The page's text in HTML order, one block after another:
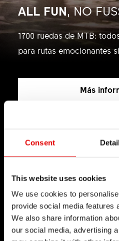
Consent
This website uses cookies
We use cookies to
provide social media features
We also share information
our social media, advertising
ALL FUN, NO
1700 ruedas de MTB:
para rutas emocionantes
Más
Creemos en el arte
perseguimos la
nuevos productos.
llevar los límites de la